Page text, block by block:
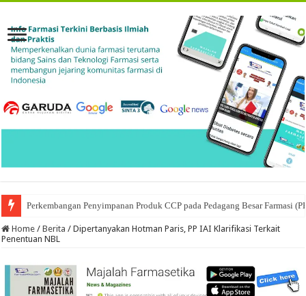
Perkembangan Penyimpanan Produk CCP pada Pedagang Besar Farmasi
Ketika Obat Menunggu Keputusan: Mengenal Peran Karantina Produk
Home / Berita / Dipertanyakan Hotman Paris, PP IAI Klarifikasi Terkait
Penentuan NBL